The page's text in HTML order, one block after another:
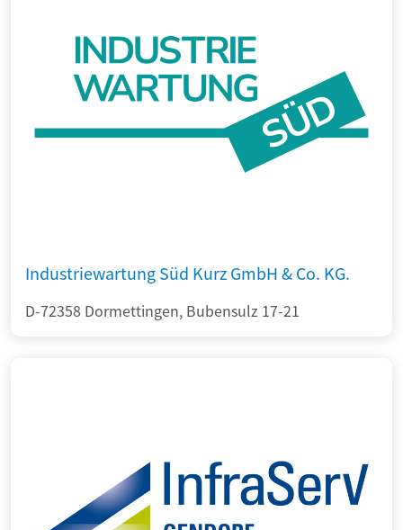
Industriewartung Süd Kurz GmbH & Co. KG.
D-72358 Dormettingen, Bubensulz 17-21